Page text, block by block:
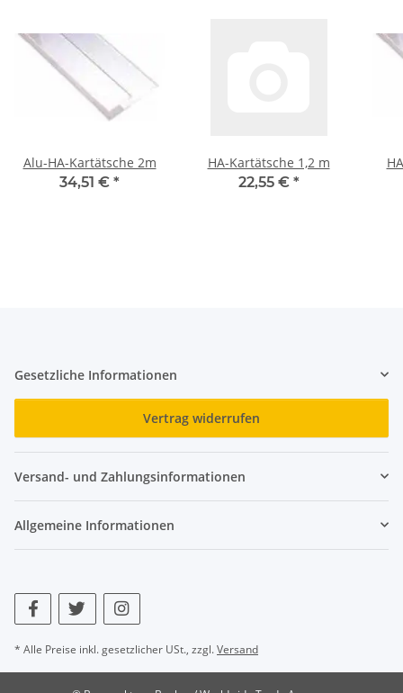
Alu-HA-Kartätsche 2m
34,51 € *
HA-Kartätsche 1,2 m
22,55 € *
Gesetzliche Informationen
Vertrag widerrufen
Versand- und Zahlungsinformationen
Allgemeine Informationen
* Alle Preise inkl. gesetzlicher USt., zzgl.Versand